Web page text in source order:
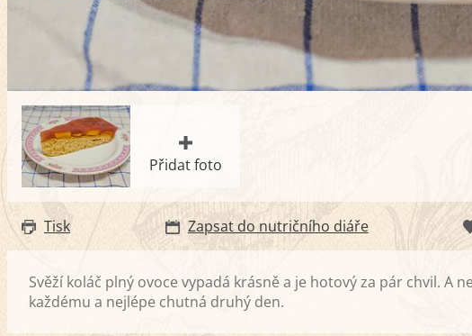
Přidat foto
Tisk Zapsat do nutričního diáře
Svěží koláč plný ovoce vypadá krásně a je hotový za pár chvil. A
každému a nejlépe chutná druhý den.